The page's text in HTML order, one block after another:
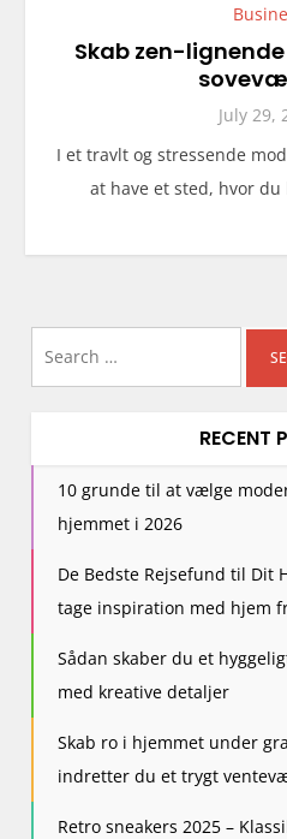
Skab zen-
July 29,
I et travlt og stressende
at have et sted, hvor
RECENT
10 grunde til at vælge
hjemmet i 2026
De Bedste Rejsefund til Dit
tage inspiration med hjem
Sådan skaber du et
med kreative detaljer
Skab ro i hjemmet under
indretter du et trygt
Retro sneakers 2025 –